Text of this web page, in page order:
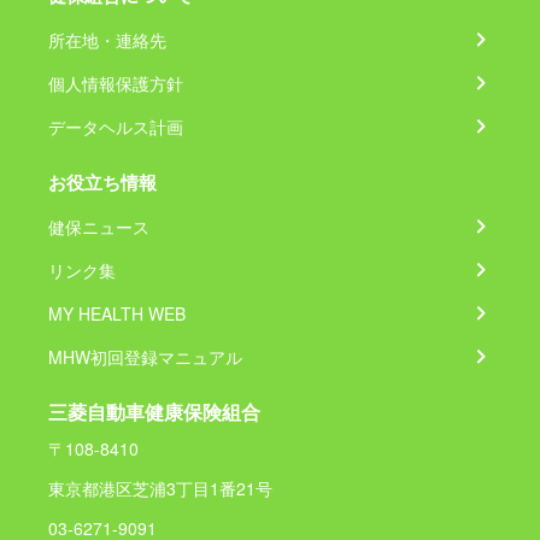
所在地・連絡先
個人情報保護方針
データヘルス計画
お役立ち情報
健保ニュース
リンク集
MY HEALTH WEB
MHW初回登録マニュアル
三菱自動車健康保険組合
〒108-8410
東京都港区芝浦3丁目1番21号
03-6271-9091